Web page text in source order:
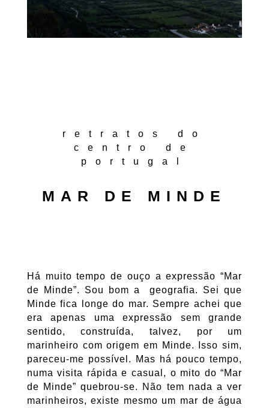
retratos do
centro de
portugal
MAR DE MINDE
Há muito tempo de ouço a expressão “Mar
de Minde”. Sou bom a geografia. Sei que
Minde fica longe do mar. Sempre achei que
era apenas uma expressão sem grande
sentido, construída, talvez, por um
marinheiro com origem em Minde. Isso sim,
pareceu-me possível. Mas há pouco tempo,
numa visita rápida e casual, o mito do “Mar
de Minde” quebrou-se. Não tem nada a ver
marinheiros, existe mesmo um mar de água